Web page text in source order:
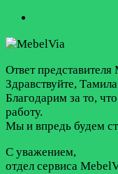
Ответ
Здравствуйте,
Благодарим за то,
работу.
Мы и впредь будем
С уважением,
отдел сервиса